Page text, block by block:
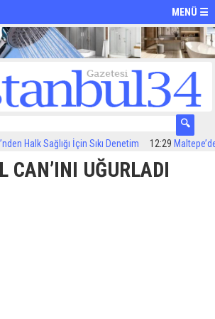
MENÜ ☰
Sağlığı İçin Sıkı Denetim 12:29 Maltepe’de
CAN’INI UĞURLADI